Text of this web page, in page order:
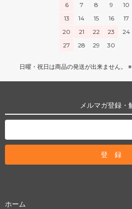
6
7 8 9 10
13
14 15 16 17
20
21 22 23 24
27
28 29 30
日曜・祝日は商品の発送が出来ません。
メルマガ登録・
ホーム